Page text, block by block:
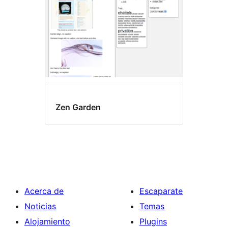
Zen Garden
Acerca de
Noticias
Alojamiento
Escaparate
Temas
Plugins